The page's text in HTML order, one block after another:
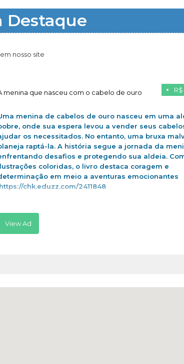
Destaque
nosso site
menina que nasceu com o cabelo de ouro
menina de cabelos de ouro nasceu em uma
onde sua espera levou a vender seus
os necessitados. No entanto, uma bruxa
raptá-la. A história segue a jornada da
desafios e protegendo sua aldeia.
coloridas, o livro destaca coragem e
em meio a aventuras emocionantes
chk.eduzz.com/2411848
View Ad